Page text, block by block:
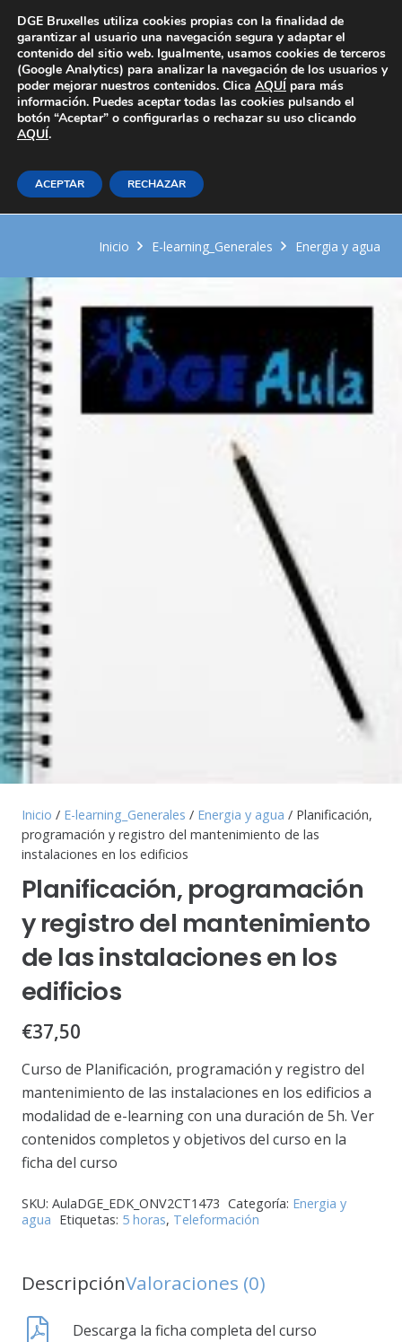
Área Privada
Planificación, programación y
registro del mantenimiento de las
instalaciones en los edificios
Inicio E-learning_Generales Energia y agua
Inicio / E-learning_Generales / Energia y agua / Planificación,
programación y registro del mantenimiento de las
instalaciones en los edificios
Planificación, programación
y registro del mantenimiento
de las instalaciones en los
edificios
€37,50
Curso de Planificación, programación y registro del
mantenimiento de las instalaciones en los edificios a
modalidad de e-learning con una duración de 5h. Ver
contenidos completos y objetivos del curso en la
ficha del curso
SKU: AulaDGE_EDK_ONV2CT1473 Categoría: Energia y
agua Etiquetas: 5 horas, Teleformación
DescripciónValoraciones (0)
Descarga la ficha completa del curso
DGE Bruxelles utiliza cookies propias con la finalidad de
garantizar al usuario una navegación segura y adaptar el
contenido del sitio web. Igualmente, usamos cookies de terceros
(Google Analytics) para analizar la navegación de los usuarios y
poder mejorar nuestros contenidos. Clica AQUÍ para más
información. Puedes aceptar todas las cookies pulsando el
botón “Aceptar” o configurarlas o rechazar su uso clicando
AQUÍ.
ACEPTAR RECHAZAR